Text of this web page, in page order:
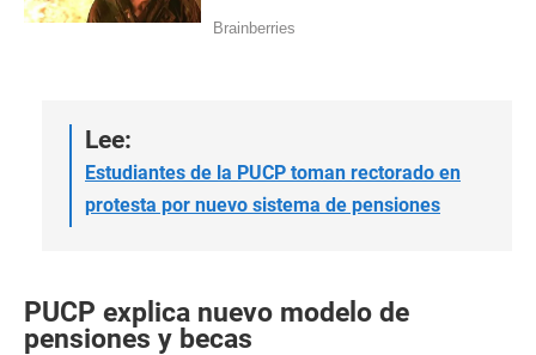
Lee:
Estudiantes de la PUCP toman rectorado en
protesta por nuevo sistema de pensiones
PUCP explica nuevo modelo de
pensiones y becas